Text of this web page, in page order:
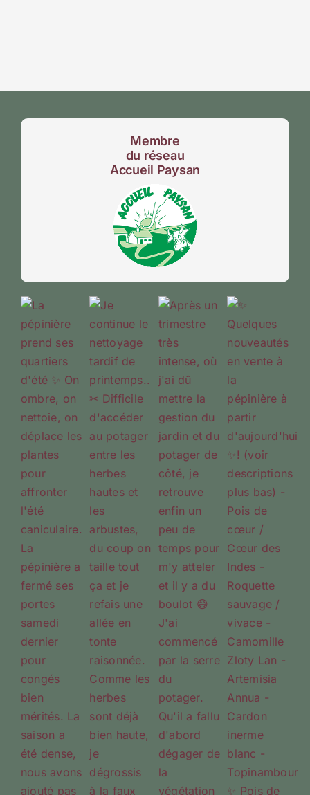
Membre
du réseau
Accueil Paysan